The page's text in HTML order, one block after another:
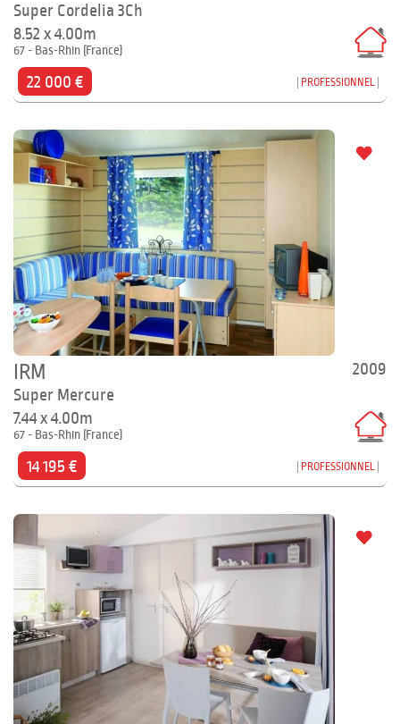
Super Cordelia 3Ch
8.52 x 4.00m
67 - Bas-Rhin (France)
22 000 € PROFESSIONNEL
2009
IRM
Super Mercure
7.44 x 4.00m
67 - Bas-Rhin (France)
14 195 € PROFESSIONNEL